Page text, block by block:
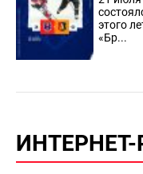
этого
«Бр...